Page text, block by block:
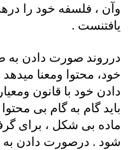
وآن ، فلسفه خود را
یافتنست .
درروند صورت دادن به
خود، محتوا ومعنا
دادن خود با قانون
باید گام به گام بی
ماده بی شکل ، برای
شود . درصورت دادن به